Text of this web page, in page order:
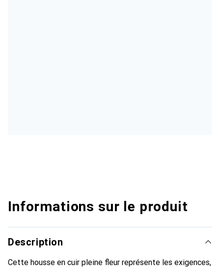
Informations sur le produit
Description
Cette housse en cuir pleine fleur représente les exigences,